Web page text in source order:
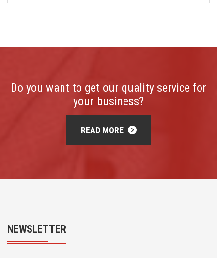
Do you want to get our quality service for
your business?
READ MORE
NEWSLETTER